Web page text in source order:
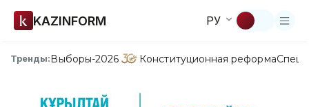
KAZINFORM РУ
Тренды:Выборы-2026 Конституционная реформа